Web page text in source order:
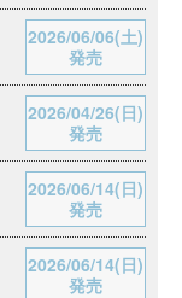
2026/06/06(土)
発売
2026/04/26(日)
発売
2026/06/14(日)
発売
2026/06/14(日)
発売